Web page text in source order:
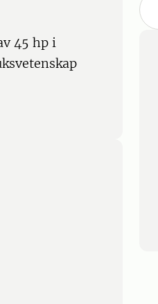
45 hp i